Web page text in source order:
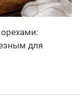
для